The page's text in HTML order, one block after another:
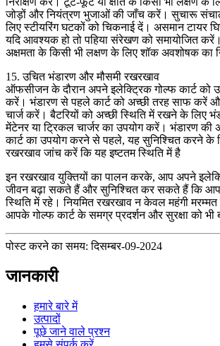
जोड़ों और नियंत्रण भुजाओं की जाँच करें। सुचारू
लिए स्टीयरिंग घटकों को चिकनाई दें। असमान टायर
यदि आवश्यक हो तो पहिया संरेखण को समायोजित
अक्षमता के किसी भी लक्षण के लिए शॉक अवशोषक का
15. उचित भंडारण और मौसमी रखरखाव
ऑफसीजन के दौरान अपने इलेक्ट्रिक गोल्फ कार्ट को
करें। भंडारण से पहले कार्ट को अच्छी तरह साफ करें और
चार्ज करें। बैटरियों को अच्छी स्थिति में रखने के लिए
मेंटेनर या ट्रिकल चार्जर का उपयोग करें। भंडारण की
कार्ट का उपयोग करने से पहले, यह सुनिश्चित करने के
रखरखाव जांच करें कि यह इष्टतम स्थिति में है
इन रखरखाव युक्तियों का पालन करके, आप अपने
जीवन बढ़ा सकते हैं और सुनिश्चित कर सकते हैं कि
स्थिति में रहे। नियमित रखरखाव न केवल महंगी मरम्मत
आपके गोल्फ कार्ट के समग्र प्रदर्शन और सुरक्षा को भी
पोस्ट करने का समय: दिसम्बर-09-2024
जानकारी
हमारे बारे में
उत्पादों
पूछे जाने वाले प्रश्न